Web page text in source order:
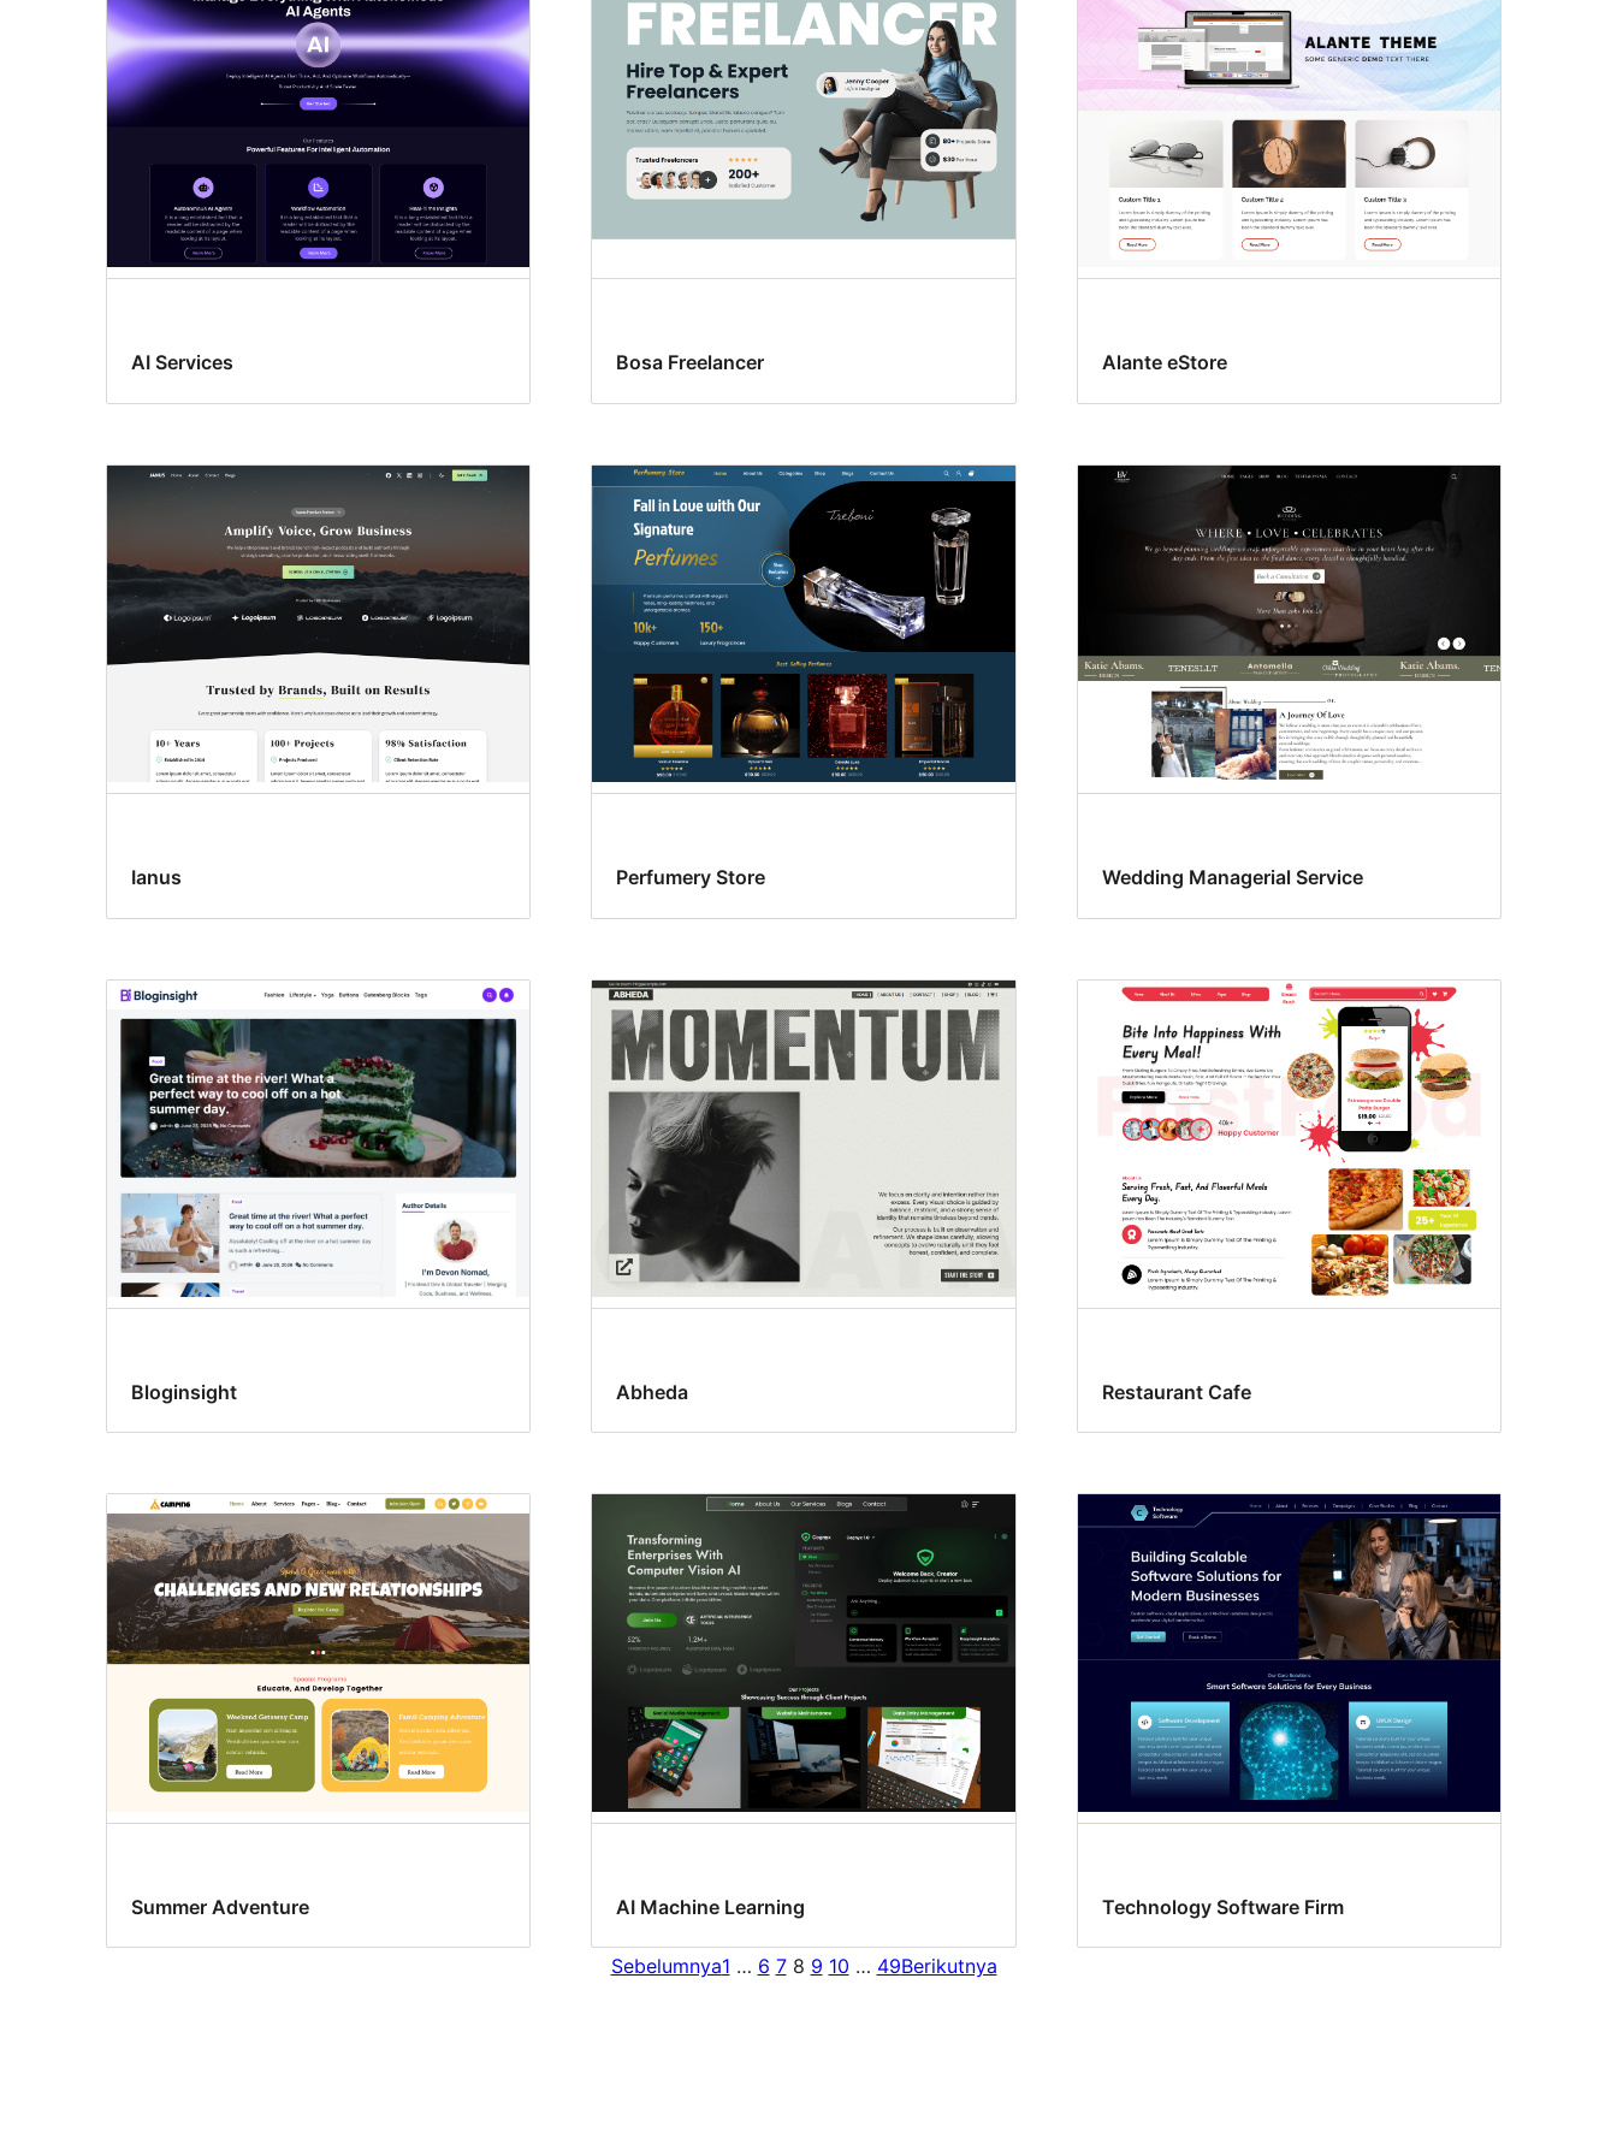
AI Services Bosa Freelancer Alante eStore
Ianus Perfumery Store Wedding Managerial Service
Bloginsight Abheda Restaurant Cafe
Summer Adventure AI Machine Learning Technology Software Firm
Sebelumnya1 … 6 7 8 9 10 … 49Berikutnya